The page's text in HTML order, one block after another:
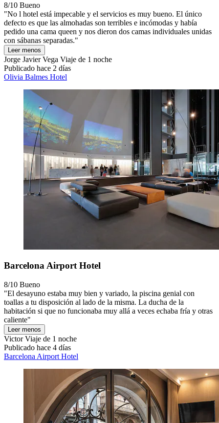
8/10 Bueno
"No l hotel está impecable y el servicios es muy bueno. El único
defecto es que las almohadas son terribles e incómodas y había
pedido una cama queen y nos dieron dos camas individuales unidas
con sábanas separadas."
Leer menos
Jorge Javier Vega Viaje de 1 noche
Publicado hace 2 días
Olivia Balmes Hotel
Barcelona Airport Hotel
8/10 Bueno
"El desayuno estaba muy bien y variado, la piscina genial con
toallas a tu disposición al lado de la misma. La ducha de la
habitación si que no funcionaba muy allá a veces echaba fría y otras
caliente"
Leer menos
VictorViaje de 1 noche
Publicado hace 4 días
Barcelona Airport Hotel